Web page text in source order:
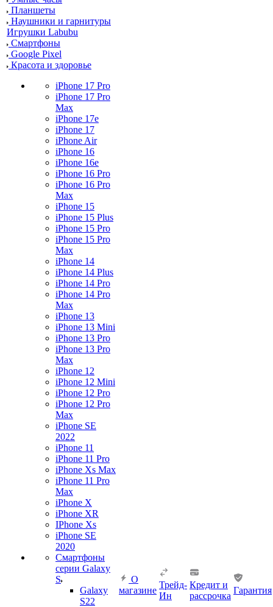
Планшеты
Наушники и гарнитуры
Игрушки Labubu
Смартфоны
Google Pixel
Красота и здоровье
iPhone 17 Pro
iPhone 17 Pro
Max
iPhone 17e
iPhone 17
iPhone Air
iPhone 16
iPhone 16e
iPhone 16 Pro
iPhone 16 Pro
Max
iPhone 15
iPhone 15 Plus
iPhone 15 Pro
iPhone 15 Pro
Max
iPhone 14
iPhone 14 Plus
iPhone 14 Pro
iPhone 14 Pro
Max
iPhone 13
iPhone 13 Mini
iPhone 13 Pro
iPhone 13 Pro
Max
iPhone 12
iPhone 12 Mini
iPhone 12 Pro
iPhone 12 Pro
Max
iPhone SE
2022
iPhone 11
iPhone 11 Pro
iPhone Xs Max
iPhone 11 Pro
Max
iPhone X
iPhone XR
IPhone Xs
iPhone SE
2020
Смартфоны
серии Galaxy
S
Galaxy
S22
О
магазине
Трейд-
Ин
Кредит и
рассрочка
Гарантия